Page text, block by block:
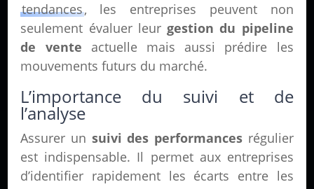
tendances, les entreprises peuvent non
seulement évaluer leurgestion du pipeline
de vente actuelle mais aussi prédire les
mouvements futurs du marché.
L’importance du suivi et de
l’analyse
Assurer un suivi des performancesrégulier
est indispensable. Il permet aux entreprises
d’identifier rapidement les écarts entre les